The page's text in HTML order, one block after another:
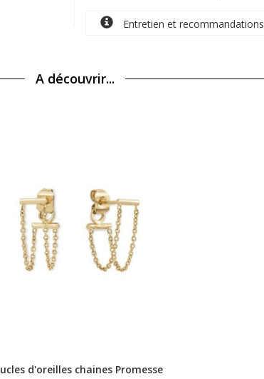
Entretien et recommandations
A découvrir...
d'oreilles chaines Promesse